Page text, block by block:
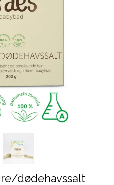
dødehavssalt